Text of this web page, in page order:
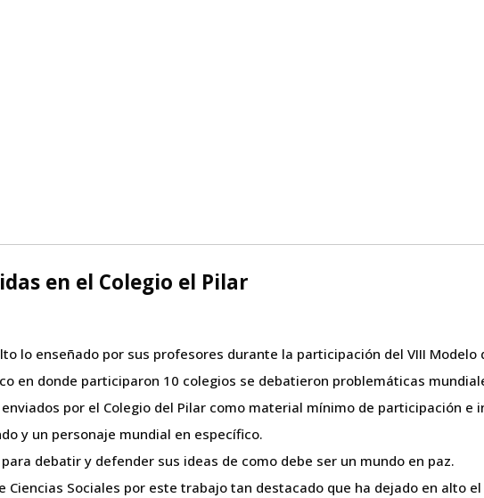
en el Colegio el Pilar
lo enseñado por sus profesores durante la participación del VIII Modelo
en donde participaron 10 colegios se debatieron problemáticas
por el Colegio del Pilar como material mínimo de participación e
y un personaje mundial en específico.
debatir y defender sus ideas de como debe ser un mundo en paz.
Sociales por este trabajo tan destacado que ha dejado en alto